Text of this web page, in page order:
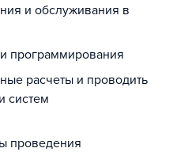
и обслуживания в
программирования
расчеты и проводить
систем
проведения